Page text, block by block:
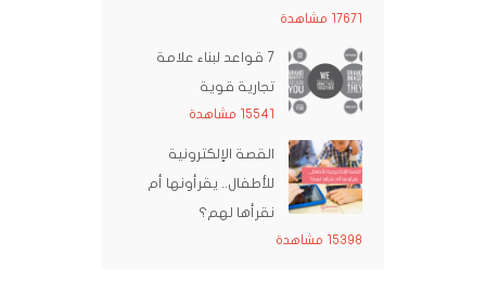
17671 مشاهدة
7 قواعد لبناء علامة
تجارية قوية
15541 مشاهدة
القصة الإلكترونية
للأطفال.. يقرأونها أم
نقرأها لهم؟
15398 مشاهدة